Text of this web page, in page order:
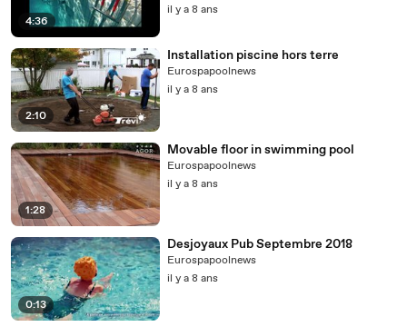
4:36
il y a 8 ans
2:10
Installation piscine hors terre
Eurospapoolnews
il y a 8 ans
1:28
Movable floor in swimming pool
Eurospapoolnews
il y a 8 ans
0:13
Desjoyaux Pub Septembre 2018
Eurospapoolnews
il y a 8 ans